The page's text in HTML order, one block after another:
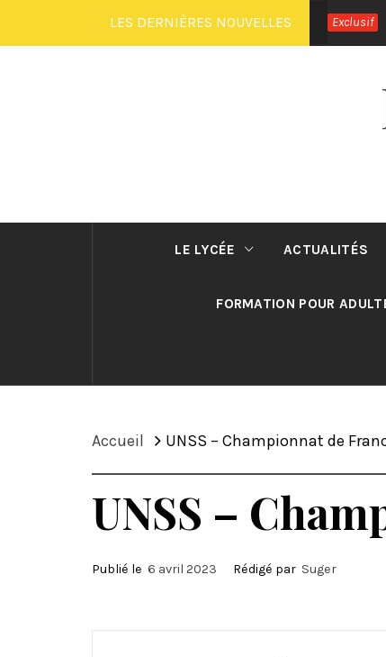
au
LES DERNIÈRES NOUVELLES Exclusif
LE LYCÉE ACTUALITÉS
FORMATION POUR
Accueil UNSS – Championnat de
UNSS –
Publié le 6 avril 2023 Rédigé par Suger